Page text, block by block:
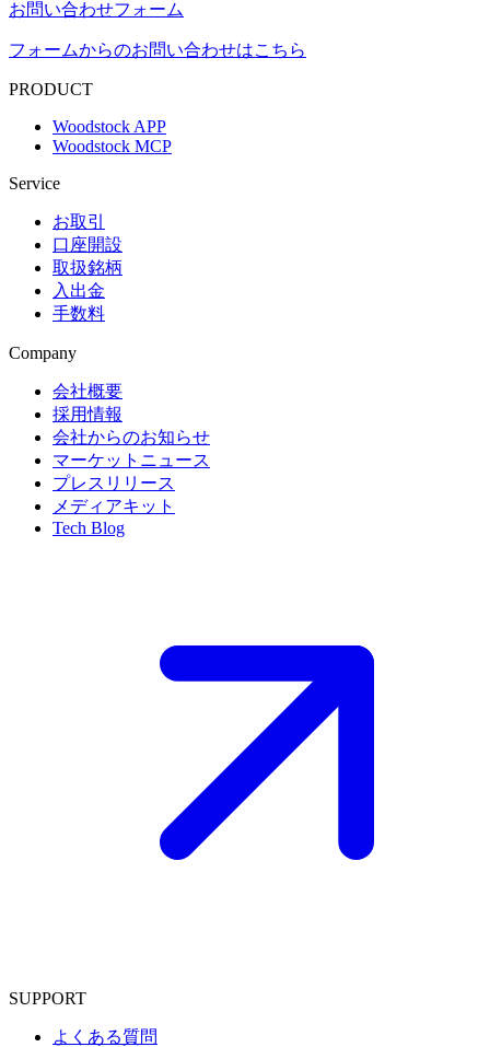
お問い合わせフォーム
フォームからのお問い合わせはこちら
PRODUCT
Woodstock APP
Woodstock MCP
Service
お取引
口座開設
取扱銘柄
入出金
手数料
Company
会社概要
採用情報
会社からのお知らせ
マーケットニュース
プレスリリース
メディアキット
Tech Blog
SUPPORT
よくある質問